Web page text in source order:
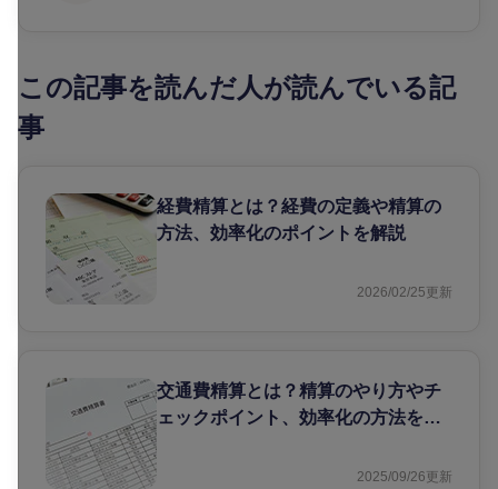
この記事を読んだ人が読んでいる記
事
経費精算とは？経費の定義や精算の
方法、効率化のポイントを解説
2026/02/25更新
交通費精算とは？精算のやり方やチ
ェックポイント、効率化の方法を解
2025/09/26更新